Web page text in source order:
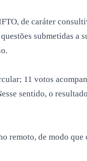
de caráter
submetidas
11 votos
sentido, o
de modo